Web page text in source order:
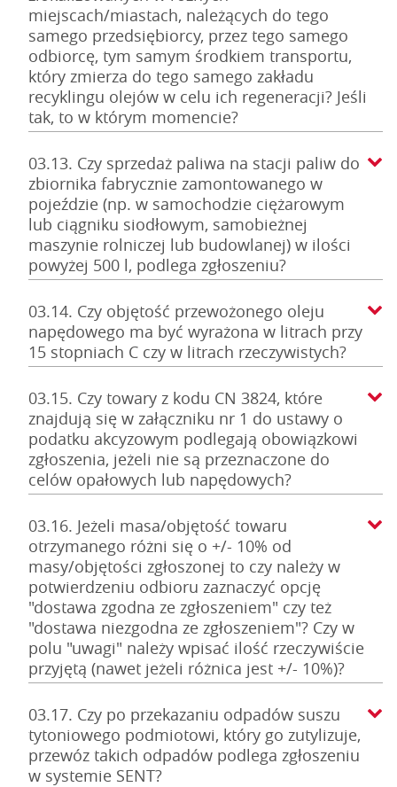
miejscach/miastach, należących do tego
samego przedsiębiorcy, przez tego samego
odbiorcę, tym samym środkiem transportu,
który zmierza do tego samego zakładu
recyklingu olejów w celu ich regeneracji? Jeśli
tak, to w którym momencie?
03.13. Czy sprzedaż paliwa na stacji paliw do
zbiornika fabrycznie zamontowanego w
pojeździe (np. w samochodzie ciężarowym
lub ciągniku siodłowym, samobieżnej
maszynie rolniczej lub budowlanej) w ilości
powyżej 500 l, podlega zgłoszeniu?
03.14. Czy objętość przewożonego oleju
napędowego ma być wyrażona w litrach przy
15 stopniach C czy w litrach rzeczywistych?
03.15. Czy towary z kodu CN 3824, które
znajdują się w załączniku nr 1 do ustawy o
podatku akcyzowym podlegają obowiązkowi
zgłoszenia, jeżeli nie są przeznaczone do
celów opałowych lub napędowych?
03.16. Jeżeli masa/objętość towaru
otrzymanego różni się o +/- 10% od
masy/objętości zgłoszonej to czy należy w
potwierdzeniu odbioru zaznaczyć opcję
"dostawa zgodna ze zgłoszeniem" czy też
"dostawa niezgodna ze zgłoszeniem"? Czy w
polu "uwagi" należy wpisać ilość rzeczywiście
przyjętą (nawet jeżeli różnica jest +/- 10%)?
03.17. Czy po przekazaniu odpadów suszu
tytoniowego podmiotowi, który go zutylizuje,
przewóz takich odpadów podlega zgłoszeniu
w systemie SENT?